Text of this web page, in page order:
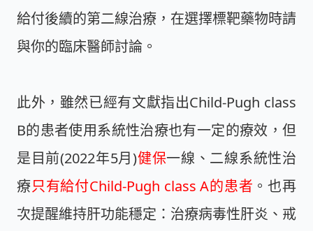
給付後續的第二線治療 ，在選擇標靶藥物時請
與你的臨床醫師討論。
此外，雖然已經有文獻指出Child-Pugh class
B的患者使用系統性治療也有一定的療效，但
是目前(2022年5月)健保一線、二線系統性治
療只有給付Child-Pugh class A的患者 。也再
次提醒維持肝功能穩定：治療病毒性肝炎、戒